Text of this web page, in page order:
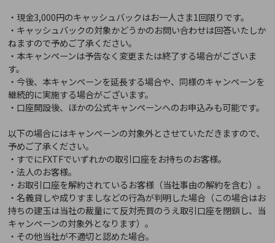
・現金3,000円のキャッシュバックはお一人さま1回限りです。
・キャッシュバックの対象かどうかのお問い合わせは回答いたしか
ねますので予めご了承ください。
・本キャンペーンは予告なく変更または終了する場合がございま
す。
・今後、本キャンペーンを延長する場合や、同様のキャンペーンを
継続的に実施する場合がございます。
・口座開設後、ほかの公式キャンペーンへのお申込みも可能です。
以下の場合にはキャンペーンの対象外とさせていただきますので、
予めご了承ください。
・すでにFXTFでいずれかの取引口座をお持ちのお客様。
・法人のお客様。
・お取引口座を解約されているお客様（当社事由の解約を含む）。
・名義貸しや成りすましなどの行為が判明した場合（この場合はお
持ちの建玉は当社の裁量にて反対売買のうえ取引口座を閉鎖し、当
キャンペーンの対象外となります）。
・その他当社が不適切と認めた場合。